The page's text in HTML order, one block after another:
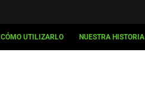
CÓMO UTILIZARLO NUESTRA HISTORIA